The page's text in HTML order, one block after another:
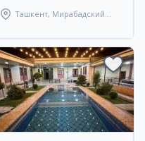
Ташкент, Мирабадский